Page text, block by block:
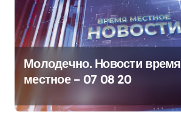
Молодечно. Новости время
местное – 07 08 20